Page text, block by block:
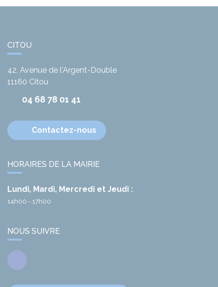
CITOU
42, Avenue de l'Argent-Double
11160 Citou
04 68 78 01 41
Contactez-nous
HORAIRES DE LA MAIRIE
Lundi, Mardi, Mercredi et Jeudi :
14h00 - 17h00
NOUS SUIVRE
Facebook